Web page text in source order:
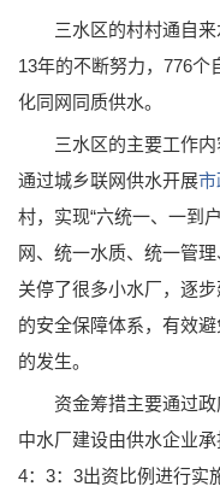
三水区的村村通自来
13年的不断努力，776
化同网同质供水。
三水区的主要工作内
通过城乡联网供水开展市
村，实现“六统一、一到
网、统一水质、统一管理
关停了很多小水厂，逐
的安全保障体系，有效
的发生。
资金筹措主要通过政
中水厂建设由供水企业
4：3：3出资比例进行实